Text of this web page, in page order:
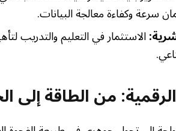
سرعة وكفاءة معالجة البيانات.
الاستثمار في التعليم والتدريب
من الطاقة إلى